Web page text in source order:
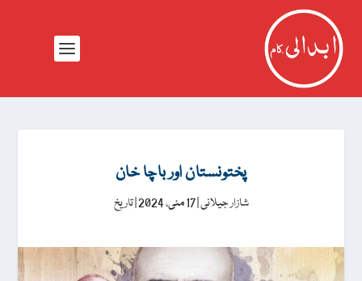
پختونستان اور باچا خان
شازار جیلانی |17 مئی، 2024 |تاریخ